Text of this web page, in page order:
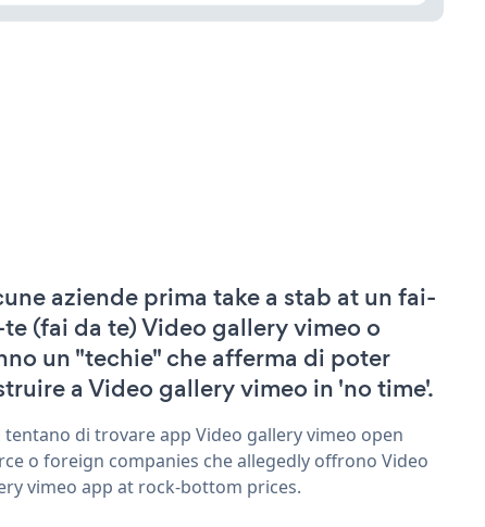
aziende prima take a stab at un fai-
(fai da te) Video gallery vimeo o
un "techie" che afferma di poter
a Video gallery vimeo in 'no time'.
tentano di trovare app Video gallery vimeo open
o foreign companies che allegedly offrono Video
vimeo app at rock-bottom prices.